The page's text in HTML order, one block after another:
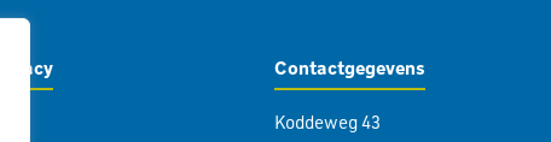
Contactgegevens
Koddeweg 43